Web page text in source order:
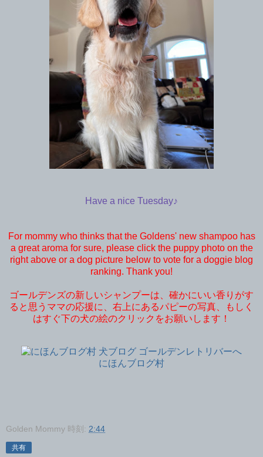
Have a nice Tuesday♪
For mommy who thinks that the Goldens' new shampoo has
a great aroma for sure, please click the puppy photo on the
right above or a dog picture below to vote for a doggie blog
ranking. Thank you!
ゴールデンズの新しいシャンプーは、確かにいい香りがす
ると思うママの応援に、右上にあるパピーの写真、もしく
はすぐ下の犬の絵のクリックをお願いします！
にほんブログ村
Golden Mommy 時刻: 2:44
共有